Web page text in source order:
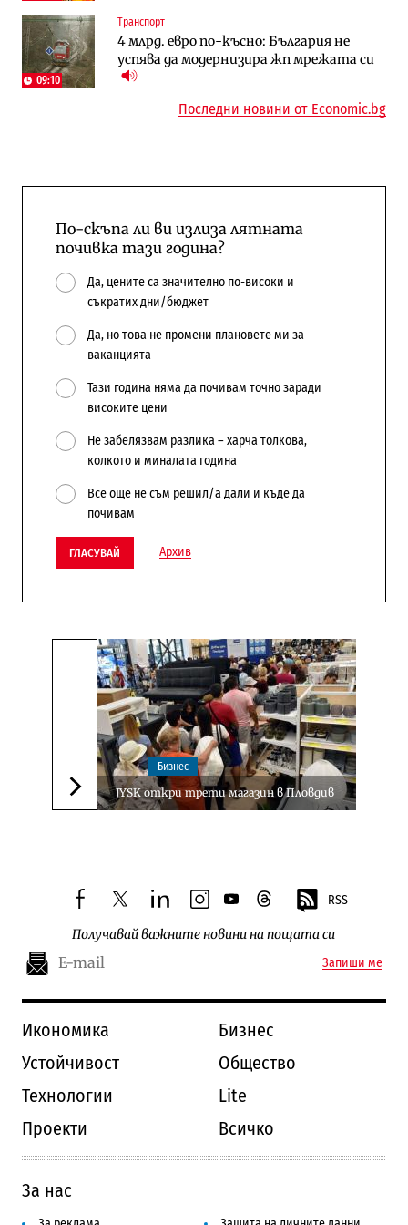
09:10
Транспорт
4 млрд. евро по-късно: България не
успява да модернизира жп мрежата си
АЕЦ „Козлодуй“ ще работи само още
няколко седмици, ако сушата продължи
Лекарствата за редки болести
попадат в капан на обществените
поръчки?
Последни новини от Economic.bg
По-скъпа ли ви излиза лятната
почивка тази година?
Да, цените са значително по-високи и
съкратих дни/бюджет
Да, но това не промени плановете ми за
ваканцията
Тази година няма да почивам точно заради
високите цени
Не забелязвам разлика – харча толкова,
колкото и миналата година
Все още не съм решил/а дали и къде да
почивам
ГЛАСУВАЙ Архив
Следваща новина
Бизнес
JYSK откри трети магазин в Пловдив
facebooktwitterlinkedininstagram
youtubethreads RSS
Получавай важните новини на пощата си
Запиши ме
Икономика
Бизнес
Устойчивост
Общество
Технологии
Lite
Проекти
Всичко
За нас